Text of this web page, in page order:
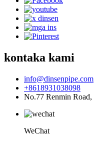
kontaka kami
info@dinsenpipe.com
+8618931038098
No.77 Renmin
WeChat